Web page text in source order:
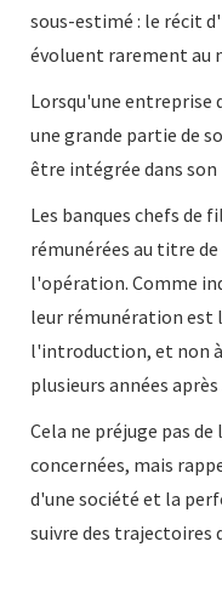
sous-estimé : le récit
évoluent rarement au
Lorsqu'une entreprise
une grande partie de
être intégrée dans son
Les banques chefs de
rémunérées au titre
l'opération. Comme
leur rémunération est
l'introduction, et non
plusieurs années
Cela ne préjuge pas
concernées, mais
d'une société et la
suivre des trajectoires